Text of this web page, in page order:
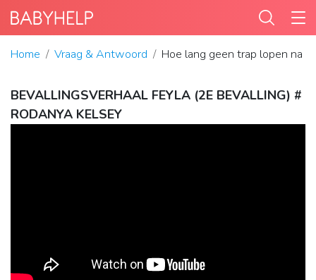
Home Vraag & Antwoord Hoe lang geen trap lopen na
BEVALLINGSVERHAAL FEYLA (2E BEVALLING) #
RODANYA KELSEY